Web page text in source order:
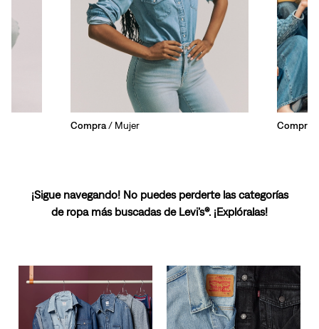
Compra/ Mujer Compra
¡Sigue navegando! No puedes perderte las categorías
de ropa más buscadas de Levi’s®. ¡Explóralas!